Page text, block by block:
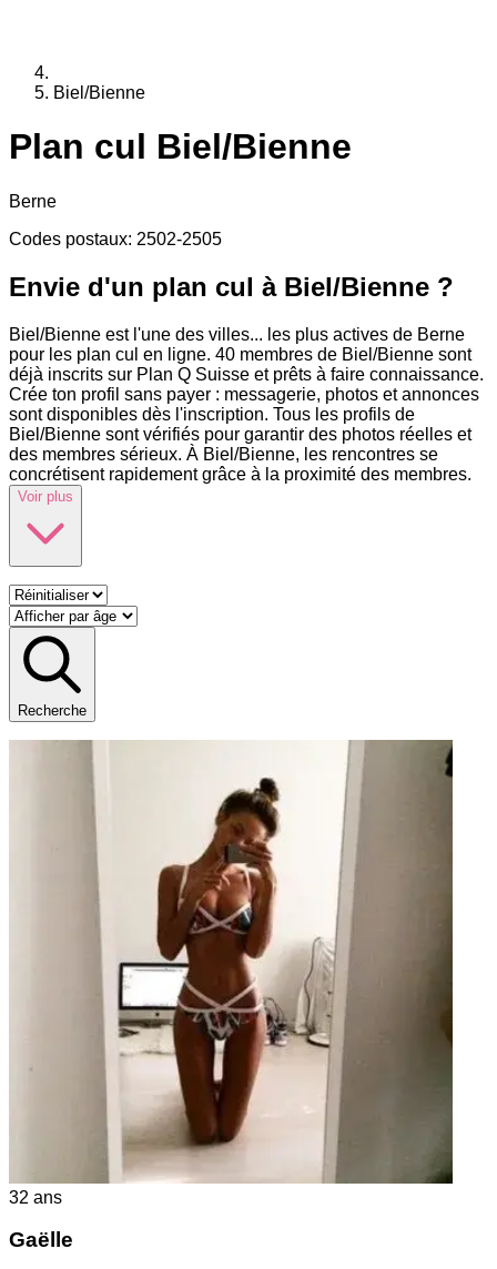
Biel/Bienne
Plan cul Biel/Bienne
Berne
Codes postaux: 2502-2505
Envie d'un plan cul à Biel/Bienne ?
Biel/Bienne est l'une des villes... les plus actives de Berne
pour les plan cul en ligne. 40 membres de Biel/Bienne sont
déjà inscrits sur Plan Q Suisse et prêts à faire connaissance.
Crée ton profil sans payer : messagerie, photos et annonces
sont disponibles dès l'inscription. Tous les profils de
Biel/Bienne sont vérifiés pour garantir des photos réelles et
des membres sérieux. À Biel/Bienne, les rencontres se
concrétisent rapidement grâce à la proximité des membres.
Voir plus
Recherche
32 ans
Gaëlle